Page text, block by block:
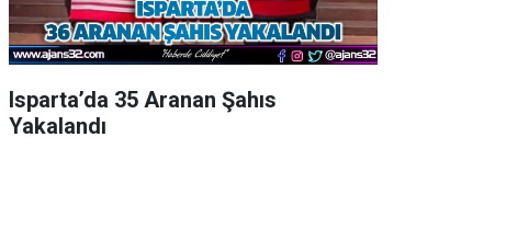
Isparta’da 35 Aranan Şahıs
Yakalandı